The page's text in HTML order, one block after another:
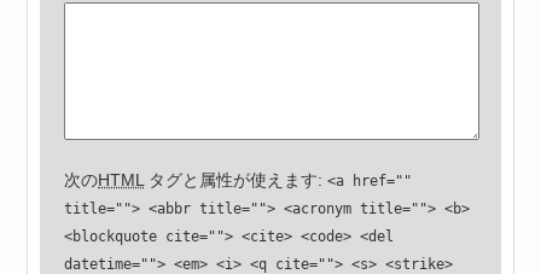
次のHTML タグと属性が使えます:<a href=""
title=""> <abbr title=""> <acronym title=""> <b>
<blockquote cite=""> <cite> <code> <del
datetime=""> <em> <i> <q cite=""> <s> <strike>